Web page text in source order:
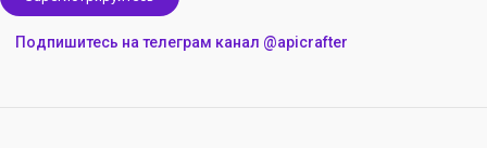
Подпишитесь на телеграм канал @apicrafter